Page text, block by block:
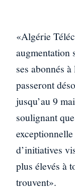
«Algérie
augmentation
ses abonnés
passeront
jusqu’au 9
soulignant
d’initiatives
plus élevés à
trouvent».